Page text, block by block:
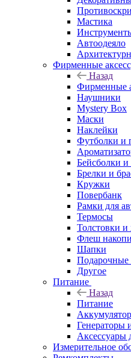
Мастика
Автоодеяло
Фирменные
Назад
Фирменные
Наушники
Mystery Box
Маски
Наклейки
Футболки и
Бейсболки и
Брелки и
Кружки
Повербанк
Рамки для
Термосы
Толстовки и
Флеш
Шапки
Подарочные
Другое
Питание
Назад
Питание
Генераторы
Аксессуары
Измерительное